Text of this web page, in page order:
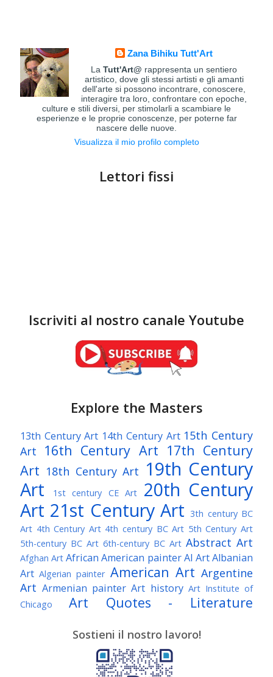
Zana Bihiku Tutt'Art
LaTutt'Art@ rappresenta un sentiero
artistico, dove gli stessi artisti e gli amanti
dell'arte si possono incontrare, conoscere,
interagire tra loro, confrontare con epoche,
culture e stili diversi, per stimolarli a scambiare le
esperienze e le proprie conoscenze, per poterne far
nascere delle nuove.
Visualizza il mio profilo completo
Lettori fissi
Iscriviti al nostro canale Youtube
Explore the Masters
13th Century Art 14th Century Art 15th Century
Art
16th Century Art 17th Century
Art 18th Century Art 19th Century
Art
1st century CE Art
20th Century
Art 21st Century Art 3th century BC
Art 4th Century Art 4th century BC Art 5th Century Art
5th-century BC Art 6th-century BC Art Abstract Art
Afghan Art African American painterAI ArtAlbanian
Art Algerian painter American Art Argentine
Art Armenian painter Art history Art Institute of
Chicago
Art Quotes - Literature
Awarded Artist Baroque Art
Belgian Art Bohemian Art
Brazilian Art British Art
Sostieni il nostro lavoro!